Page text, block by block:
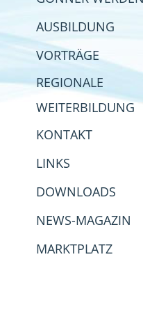
AUSBILDUNG
VORTRÄGE
REGIONALE
WEITERBILDUNG
KONTAKT
LINKS
DOWNLOADS
NEWS-MAGAZIN
MARKTPLATZ